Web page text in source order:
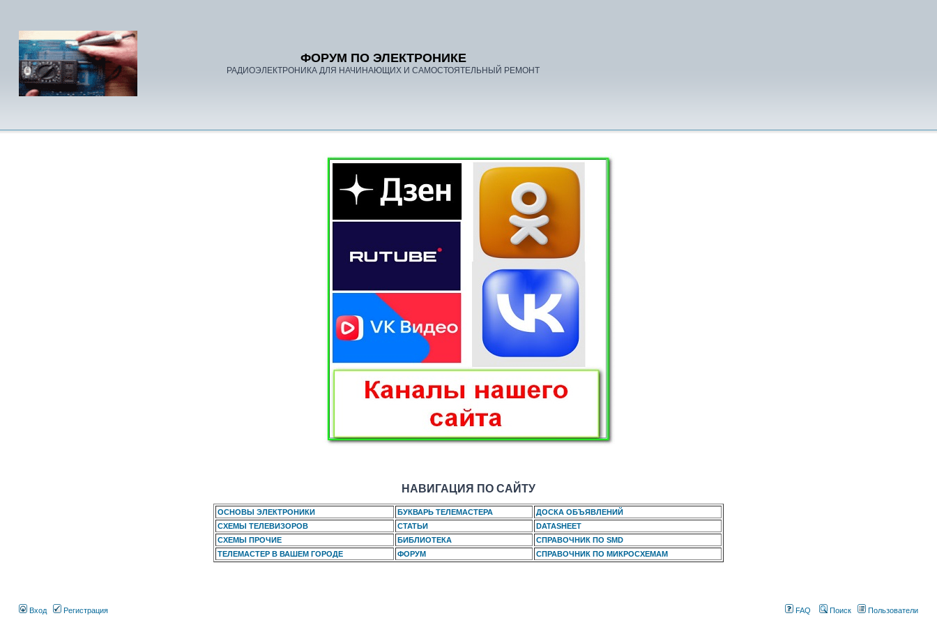
ФОРУМ ПО ЭЛЕКТРОНИКЕ
РАДИОЭЛЕКТРОНИКА ДЛЯ НАЧИНАЮЩИХ И САМОСТОЯТЕЛЬНЫЙ РЕМОНТ
НАВИГАЦИЯ ПО САЙТУ
ОСНОВЫ ЭЛЕКТРОНИКИ БУКВАРЬ ТЕЛЕМАСТЕРА
ДОСКА ОБЪЯВЛЕНИЙ
СХЕМЫ ТЕЛЕВИЗОРОВ
СТАТЬИ
DATASHEET
СХЕМЫ ПРОЧИЕ
БИБЛИОТЕКА
СПРАВОЧНИК ПО SMD
ТЕЛЕМАСТЕР В ВАШЕМ ГОРОДЕ
ФОРУМ СПРАВОЧНИК ПО МИКРОСХЕМАМ
Вход Регистрация FAQ Поиск Пользователи